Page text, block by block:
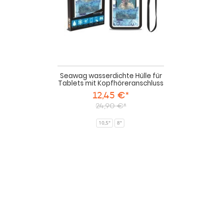
Seawag wasserdichte Hülle für
Tablets mit Kopfhöreranschluss
12,45 €*
24,90 €*
10,5" 8"